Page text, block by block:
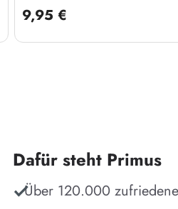
9,95 €
Dafür steht Primus
Über 120.000